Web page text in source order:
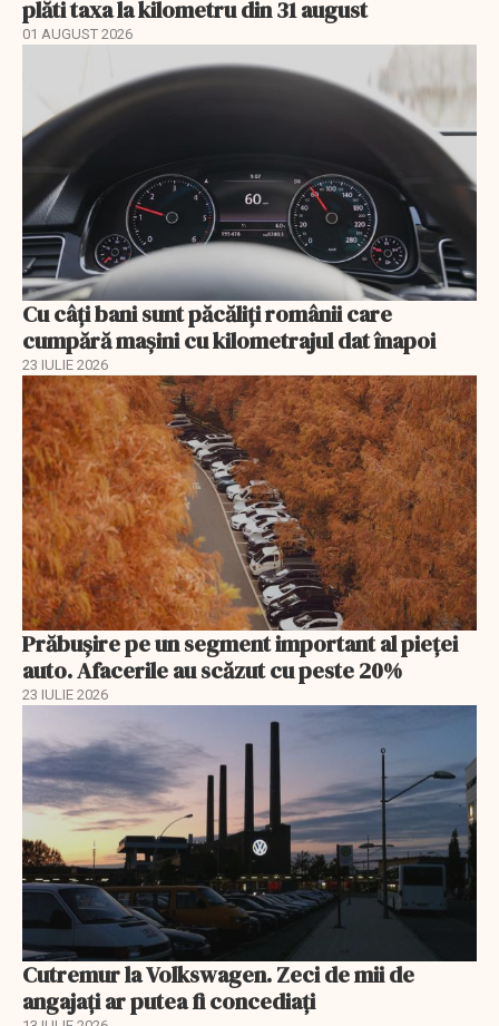
plăti taxa la kilometru din 31 august
01 AUGUST 2026
Cu câţi bani sunt păcăliţi românii care
cumpără maşini cu kilometrajul dat înapoi
23 IULIE 2026
Prăbușire pe un segment important al pieței
auto. Afacerile au scăzut cu peste 20%
23 IULIE 2026
Cutremur la Volkswagen. Zeci de mii de
angajați ar putea fi concediați